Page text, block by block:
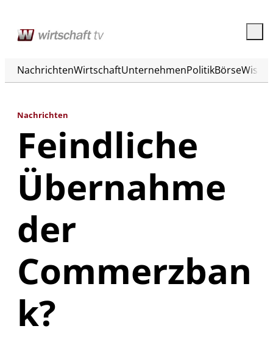
NachrichtenWirtschaftUnternehmenPolitikBörse
Nachrichten
Feindliche
Übernahme
der
Commerzban
k?